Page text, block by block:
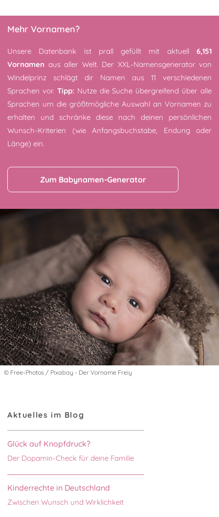
Mehr Vornamen?
Unsere Datenbank ist prall gefüllt mit aktuell 6,151
Vornamen aus aller Welt. Der XXL-Namensgenerator von
Windelprinz schlägt dir Namen aus 11 verschiedenen
Sprachen vor. Tipp: Nutze die Suche übergreifend über alle
Sprachen um die größtmögliche Auswahl an Vornamen zu
erhalten und schränke diese nach deinen persönlichen
Wunsch-Kriterien (wie Anfangsbuchstabe, Endung oder
Länge) ein.
Zum Babynamen-Generator
© Free-Photos / Pixabay - Der Vorname Freiy
Aktuelles im Blog
Glück auf Knopfdruck?
Der Dopamin-Check für deine Familie
Kinderrechte in Deutschland
Zwischen Wunsch und Wirklichkeit